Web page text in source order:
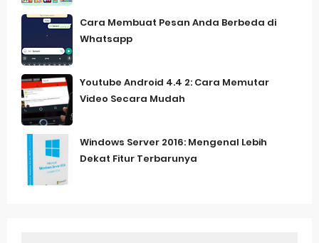
Cara Membuat Pesan Anda Berbeda di
Whatsapp
Youtube Android 4.4 2: Cara Memutar
Video Secara Mudah
Windows Server 2016: Mengenal Lebih
Dekat Fitur Terbarunya